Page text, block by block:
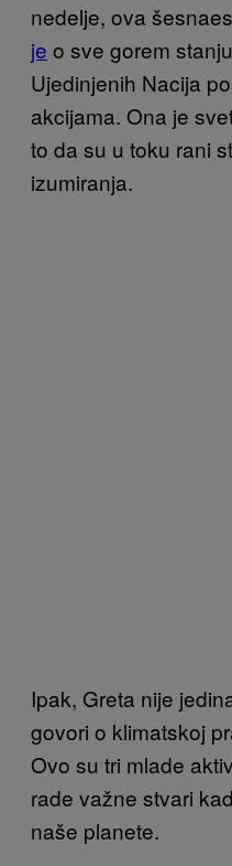
nedelje, ova
je o sve gorem
Ujedinjenih Nacija
akcijama. Ona je
to da su u toku rani
izumiranja.
Ipak, Greta nije
govori o klimatskoj
Ovo su tri mlade
rade važne stvari
naše planete.